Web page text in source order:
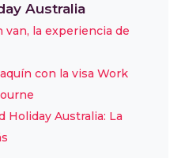
Australia
van, la experiencia de
con la visa Work
Holiday Australia: La